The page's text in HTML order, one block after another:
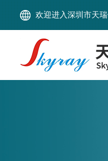
欢迎进入深圳市天